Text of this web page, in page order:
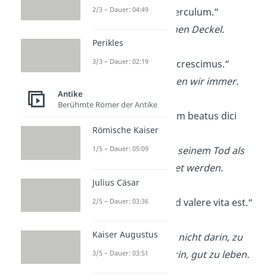
„Invenit patella operculum.“
Die Schale fand einen Deckel.
„In amore semper crescimus.“
In der Liebe wachsen wir immer.
„Nemo ante mortem beatus dici
potest.“ — Solon
Niemand kann vor seinem Tod als
glücklich bezeichnet werden.
„Non est vivere, sed valere vita est.“
Das Leben besteht nicht darin, zu
leben, sondern darin, gut zu leben.
2/3 – Dauer: 04:49
Perikles
3/3 – Dauer: 02:19
Antike
Berühmte Römer der Antike
Römische Kaiser
1/5 – Dauer: 05:09
Julius Cäsar
2/5 – Dauer: 03:36
Kaiser Augustus
3/5 – Dauer: 03:51